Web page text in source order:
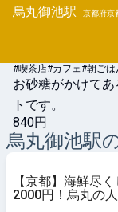
烏丸御池駅 京都府京
#喫茶店#カフェ#朝ごは
お砂糖がかけて
トです。
840円
烏丸御池駅
【京都】海鮮尽
2000円！烏丸の